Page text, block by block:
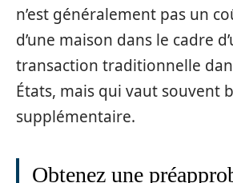
n’est généralement pas un
d’une maison dans le cadre
transaction traditionnelle
États, mais qui vaut souvent
supplémentaire.
Obtenez une